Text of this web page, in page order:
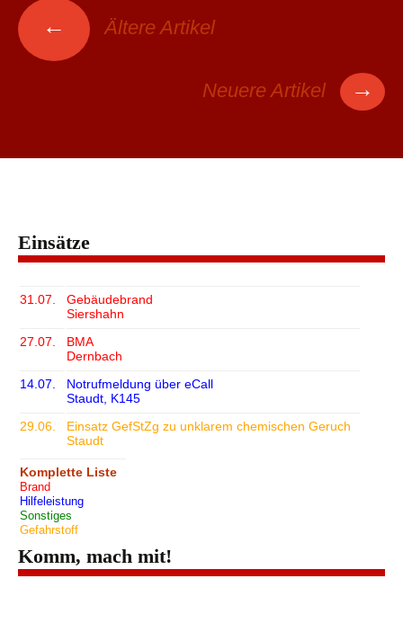
Beitrags-
Navigation
← Ältere Artikel
Neuere Artikel →
Einsätze
31.07.
Gebäudebrand
Siershahn
27.07.
BMA
Dernbach
14.07.
Notrufmeldung über eCall
Staudt, K145
29.06.
Einsatz GefStZg zu unklarem chemischen Geruch
Staudt
Komplette Liste
Brand
Hilfeleistung
Sonstiges
Gefahrstoff
Komm, mach mit!